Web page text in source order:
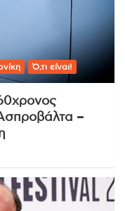
Ό,τι είναι!
–